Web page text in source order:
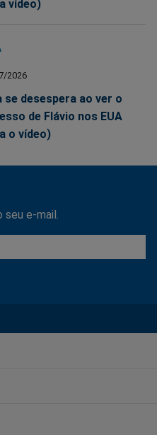
vídeo)
2026
se desespera ao ver o
de Flávio nos EUA
o vídeo)
e-mail.